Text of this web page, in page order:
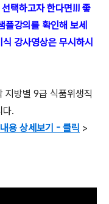
택하고자 한다면!!! 좋
강의를 확인해 보세
강사영상은 무시하시
지방별 9급 식품위생직
다.
용 상세보기 - 클릭 >